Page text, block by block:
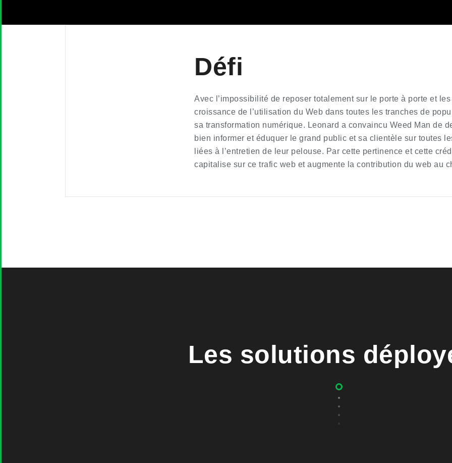
Défi
Avec l’impossibilité de reposer totalement sur le porte à porte et
croissance de l’utilisation du Web dans toutes les tranches de
sa transformation numérique. Leonard a convaincu Weed Man de
bien informer et éduquer le grand public et sa clientèle sur toutes
liées à l’entretien de leur pelouse. Par cette pertinence et cette
capitalise sur ce trafic web et augmente la contribution du web au
Les solutions